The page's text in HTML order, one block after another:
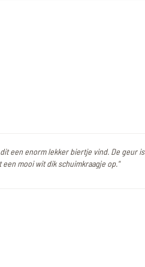
een enorm lekker biertje vind. De geur is
een mooi wit dik schuimkraagje op."